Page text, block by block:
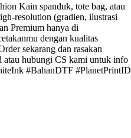
Kain spanduk, tote bag, atau
resolution (gradien, ilustrasi
Premium hanya di
dengan kualitas
sekarang dan rasakan
hubungi CS kami untuk info
#BahanDTF #PlanetPrintID